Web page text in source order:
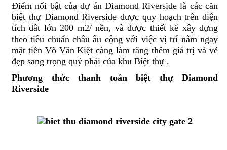
Điểm nổi bật của dự án Diamond Riverside là các căn
biệt thự Diamond Riverside được quy hoạch trên diện
tích đât lớn 200 m2/ nền, và được thiết kế xây dựng
theo tiêu chuẩn châu âu cộng với việc vị trí nằm ngay
mặt tiền Võ Văn Kiệt càng làm tăng thêm giá trị và vẻ
đẹp sang trọng quý phái của khu Biệt thự .
Phương thức thanh toán biệt thự Diamond
Riverside